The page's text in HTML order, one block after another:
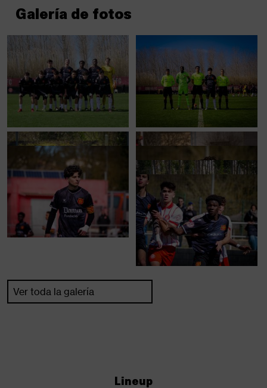
Galería de fotos
Ver toda la galería
Lineup